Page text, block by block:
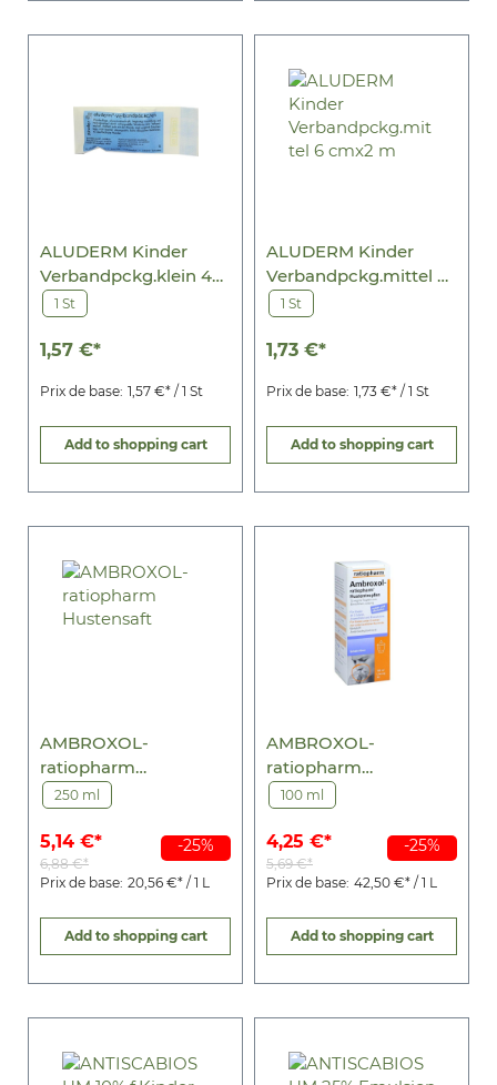
ALUDERM Kinder
Verbandpckg.klein 4
cmx2 m
1 St
1,57 €*
Prix de base: 1,57 €* / 1 St
Add to shopping cart
ALUDERM Kinder
Verbandpckg.mittel 6
cmx2 m
1 St
1,73 €*
Prix de base: 1,73 €* / 1 St
Add to shopping cart
-25%
AMBROXOL-
ratiopharm
Hustensaft
250 ml
5,14 €*
6,88 €*
Prix de base: 20,56 €* / 1 L
Add to shopping cart
-25%
AMBROXOL-
ratiopharm
Hustentropfen
100 ml
4,25 €*
5,69 €*
Prix de base: 42,50 €* / 1 L
Add to shopping cart